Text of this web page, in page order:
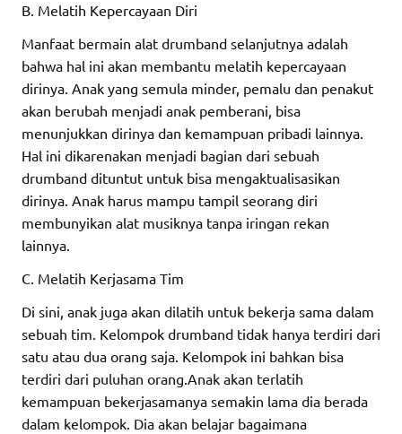
B. Melatih Kepercayaan Diri
Manfaat bermain alat drumband selanjutnya adalah
bahwa hal ini akan membantu melatih kepercayaan
dirinya. Anak yang semula minder, pemalu dan penakut
akan berubah menjadi anak pemberani, bisa
menunjukkan dirinya dan kemampuan pribadi lainnya.
Hal ini dikarenakan menjadi bagian dari sebuah
drumband dituntut untuk bisa mengaktualisasikan
dirinya. Anak harus mampu tampil seorang diri
membunyikan alat musiknya tanpa iringan rekan
lainnya.
C. Melatih Kerjasama Tim
Di sini, anak juga akan dilatih untuk bekerja sama dalam
sebuah tim. Kelompok drumband tidak hanya terdiri dari
satu atau dua orang saja. Kelompok ini bahkan bisa
terdiri dari puluhan orang.Anak akan terlatih
kemampuan bekerjasamanya semakin lama dia berada
dalam kelompok. Dia akan belajar bagaimana